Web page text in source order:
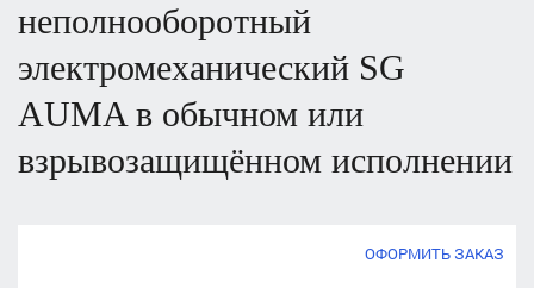
неполнооборотный
электромеханический SG
AUMA в обычном или
взрывозащищённом исполнении
ОФОРМИТЬ ЗАКАЗ